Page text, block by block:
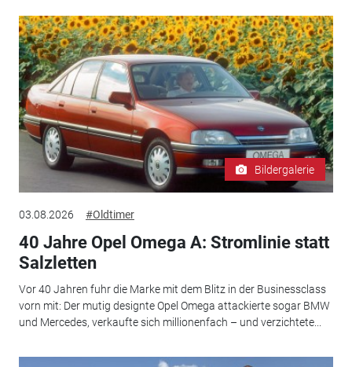
Bildergalerie
03.08.2026 #Oldtimer
40 Jahre Opel Omega A: Stromlinie statt
Salzletten
Vor 40 Jahren fuhr die Marke mit dem Blitz in der Businessclass
vorn mit: Der mutig designte Opel Omega attackierte sogar BMW
und Mercedes, verkaufte sich millionenfach – und verzichtete...